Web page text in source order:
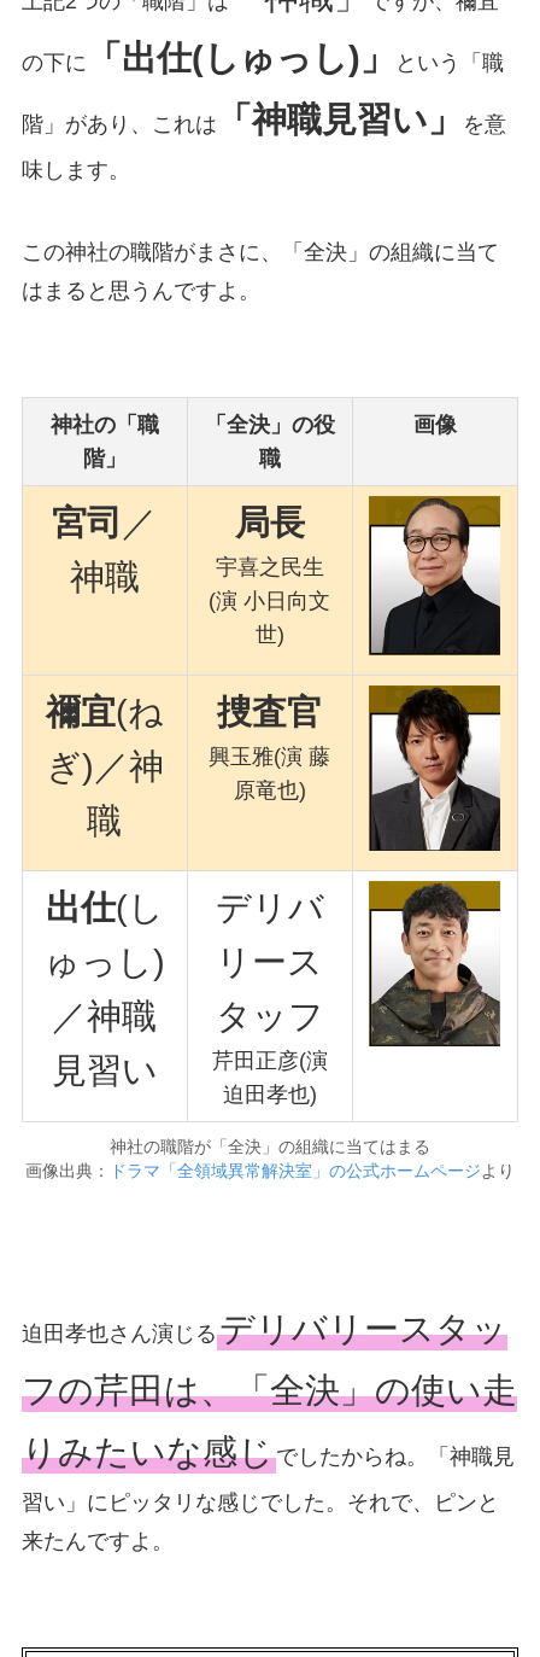
の下に 「出仕(しゅっし)」 という「職
階」があり、これは 「神職見習い」
を意
味します。
この神社の職階がまさに、「全決」の組織に当て
はまると思うんですよ。
神社の「職
階」
「全決」の役
職
画像
宮司 ／
神職
局長
宇喜之民生
(演 小日向文
世)
禰宜(ね
ぎ)／神
職
捜査官
興玉雅(演 藤
原竜也)
出仕(し
ゅっし)
／神職
見習い
デリバ
リース
タッフ
芹田正彦(演
迫田孝也)
神社の職階が「全決」の組織に当てはまる
画像出典：
ドラマ「全領域異常解決室」の公式ホームページより
迫田孝也さん演じるデリバリースタッ
フの芹田は、「全決」の使い走
りみたいな感じでしたからね。「神職見
習い」にピッタリな感じでした。それで、ピンと
来たんですよ。